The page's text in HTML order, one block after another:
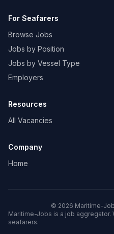
For Seafarers
Browse Jobs
Jobs by Position
Jobs by Vessel Type
Employers
Resources
All Vacancies
Company
Home
© 2026 Maritime-
Maritime-Jobs is a job
seafarers.